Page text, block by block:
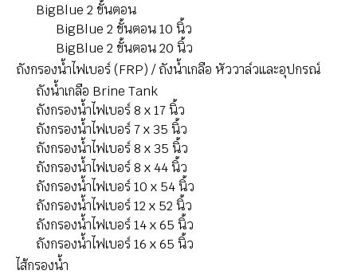
BigBlue 2 ขั้นตอน
BigBlue 2 ขั้นตอน 10 นิ้ว
BigBlue 2 ขั้นตอน 20 นิ้ว
ถังกรองน้ำไฟเบอร์ (FRP) / ถังน้ำเกลือ หัววาล์วและอุปกรณ์
ถังน้ำเกลือ Brine Tank
ถังกรองน้ำไฟเบอร์ 8 x 17 นิ้ว
ถังกรองน้ำไฟเบอร์ 7 x 35 นิ้ว
ถังกรองน้ำไฟเบอร์ 8 x 35 นิ้ว
ถังกรองน้ำไฟเบอร์ 8 x 44 นิ้ว
ถังกรองน้ำไฟเบอร์ 10 x 54 นิ้ว
ถังกรองน้ำไฟเบอร์ 12 x 52 นิ้ว
ถังกรองน้ำไฟเบอร์ 14 x 65 นิ้ว
ถังกรองน้ำไฟเบอร์ 16 x 65 นิ้ว
ไส้กรองนํ้า